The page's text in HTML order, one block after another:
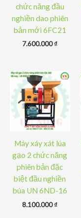
chức năng đầu
nghiền dao phiên
bản mới 6FC21
7.600.000₫
Máy xáy xát lúa
gạo 2 chức năng
phiên bản đặc
biệt đầu nghiền
búa UN 6ND-16
8.100.000₫